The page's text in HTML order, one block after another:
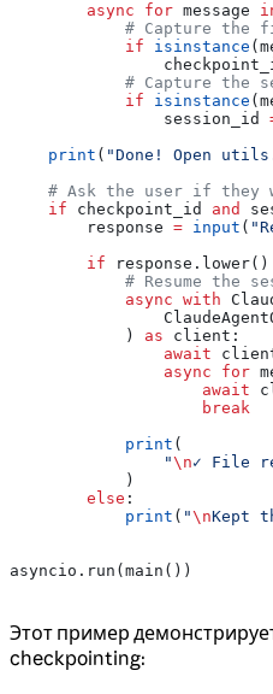
        async
for message
# Capture the
            if
isinstance
# Capture the
            if
isinstance
                session_id
    print
( "Done! Open
# Ask the user if they
    if
checkpoint_id and
        response
= input (
        if
response.lower()
# Resume the
            async
with
            )
as client:
                await
                async
for
                    await
                    break
            print
(
                "
\n✓ File
            )
        else
:
            print
( "\nKept
asyncio.run(main())
Этот пример
checkpointing: